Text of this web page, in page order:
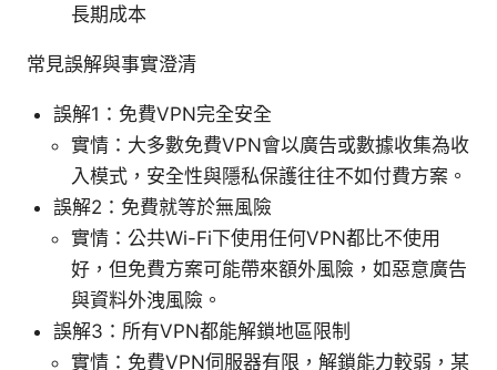
長期成本
常見誤解與事實澄清
誤解1：免費VPN完全安全
實情：大多數免費VPN會以廣告或數據收集為收
入模式，安全性與隱私保護往往不如付費方案。
誤解2：免費就等於無風險
實情：公共Wi-Fi下使用任何VPN都比不使用
好，但免費方案可能帶來額外風險，如惡意廣告
與資料外洩風險。
誤解3：所有VPN都能解鎖地區限制
實情：免費VPN伺服器有限，解鎖能力較弱，某